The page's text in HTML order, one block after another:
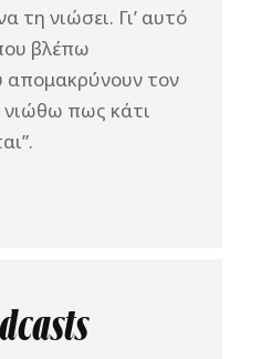
τη νιώσει. Γι’ αυτό
βλέπω
απομακρύνουν τον
πως κάτι